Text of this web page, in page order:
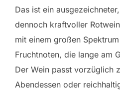
Das ist ein
dennoch kraftvoller
mit einem großen
Fruchtnoten, die lange am
Der Wein passt vorzüglich
Abendessen oder